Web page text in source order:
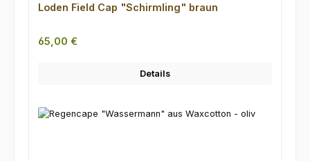
Loden Field Cap "Schirmling" braun
Regulärer Preis:
65,00 €
Details